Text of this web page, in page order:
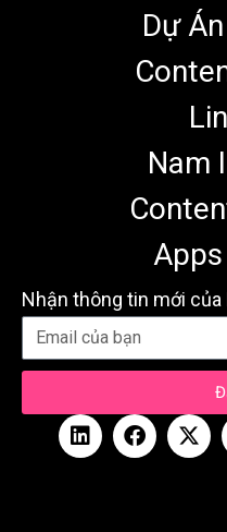
Dự
Nam
Nhận thông tin mới của